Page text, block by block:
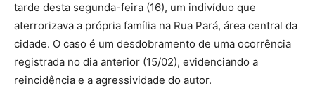
tarde desta segunda-feira (16), um indivíduo que
aterrorizava a própria família na Rua Pará, área central da
cidade. O caso é um desdobramento de uma ocorrência
registrada no dia anterior (15/02), evidenciando a
reincidência e a agressividade do autor.